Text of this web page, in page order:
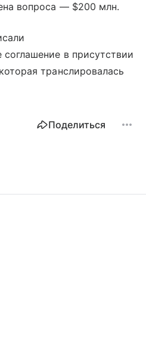
вопроса — $200 млн.
в присутствии
транслировалась
Поделиться